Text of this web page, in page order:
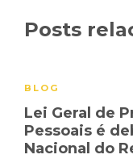
Posts
BLOG
Lei Geral de
Pessoais é
Nacional do